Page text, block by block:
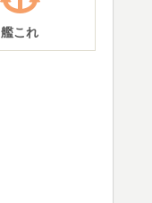
艦これ